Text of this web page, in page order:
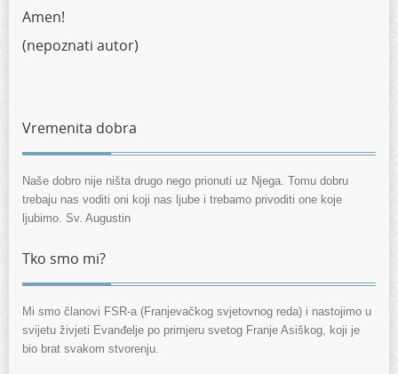
Amen!
(nepoznati autor)
Vremenita dobra
Naše dobro nije ništa drugo nego prionuti uz Njega. Tomu dobru
trebaju nas voditi oni koji nas ljube i trebamo privoditi one koje
ljubimo. Sv. Augustin
Tko smo mi?
Mi smo članovi FSR-a (Franjevačkog svjetovnog reda) i nastojimo u
svijetu živjeti Evanđelje po primjeru svetog Franje Asiškog, koji je
bio brat svakom stvorenju.